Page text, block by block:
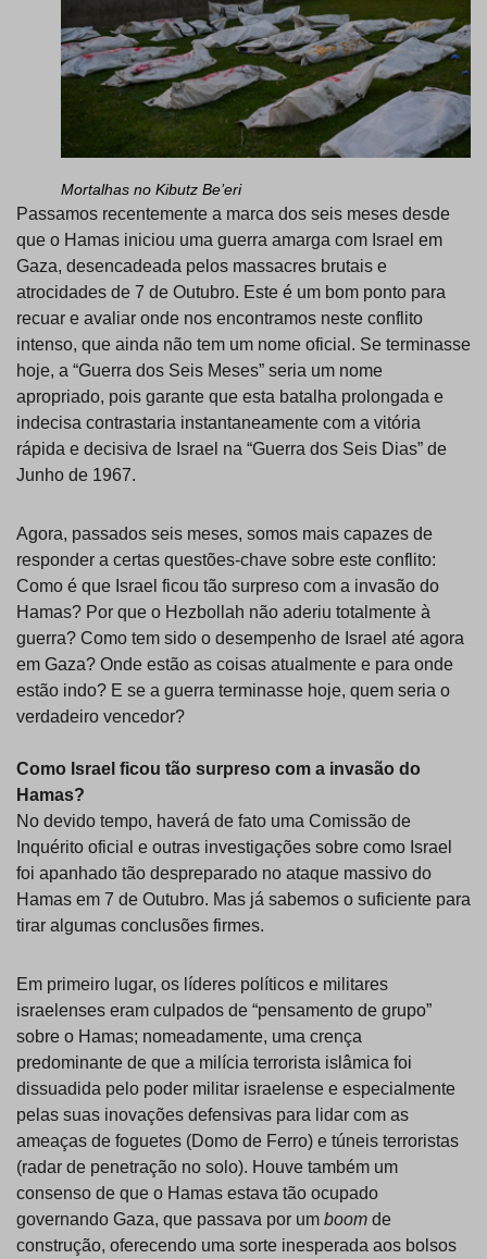
Mortalhas no Kibutz Be’eri
Passamos recentemente a marca dos seis meses desde
que o Hamas iniciou uma guerra amarga com Israel em
Gaza, desencadeada pelos massacres brutais e
atrocidades de 7 de Outubro. Este é um bom ponto para
recuar e avaliar onde nos encontramos neste conflito
intenso, que ainda não tem um nome oficial. Se terminasse
hoje, a “Guerra dos Seis Meses” seria um nome
apropriado, pois garante que esta batalha prolongada e
indecisa contrastaria instantaneamente com a vitória
rápida e decisiva de Israel na “Guerra dos Seis Dias” de
Junho de 1967.
Agora, passados seis meses, somos mais capazes de
responder a certas questões-chave sobre este conflito:
Como é que Israel ficou tão surpreso com a invasão do
Hamas? Por que o Hezbollah não aderiu totalmente à
guerra? Como tem sido o desempenho de Israel até agora
em Gaza? Onde estão as coisas atualmente e para onde
estão indo? E se a guerra terminasse hoje, quem seria o
verdadeiro vencedor?
Como Israel ficou tão surpreso com a invasão do
Hamas?
No devido tempo, haverá de fato uma Comissão de
Inquérito oficial e outras investigações sobre como Israel
foi apanhado tão despreparado no ataque massivo do
Hamas em 7 de Outubro. Mas já sabemos o suficiente para
tirar algumas conclusões firmes.
Em primeiro lugar, os líderes políticos e militares
israelenses eram culpados de “pensamento de grupo”
sobre o Hamas; nomeadamente, uma crença
predominante de que a milícia terrorista islâmica foi
dissuadida pelo poder militar israelense e especialmente
pelas suas inovações defensivas para lidar com as
ameaças de foguetes (Domo de Ferro) e túneis terroristas
(radar de penetração no solo). Houve também um
consenso de que o Hamas estava tão ocupado
governando Gaza, que passava por um boom de
construção, oferecendo uma sorte inesperada aos bolsos